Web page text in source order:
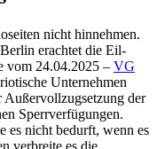
nicht hinnehmen.
erachtet die Eil-
vom 24.04.2025 – VG
Unternehmen
Außervollzugsetzung der
Sperrverfügungen.
es nicht bedurft, wenn es
verbreite es die